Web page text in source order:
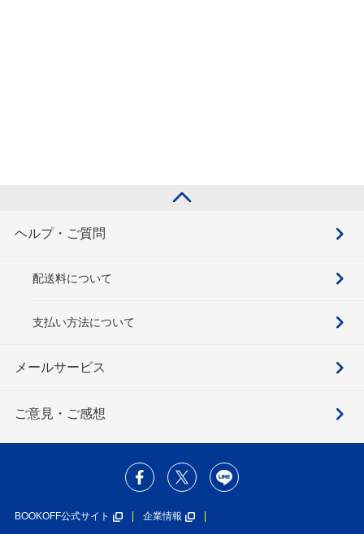
ヘルプ・ご質問
配送料について
支払い方法について
メールサービス
ご意見・ご感想
BOOKOFF公式サイト 企業情報